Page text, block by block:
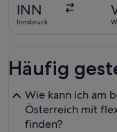
INN
Innsbruck
Häufig
Wie kann ich am
Österreich mit
finden?